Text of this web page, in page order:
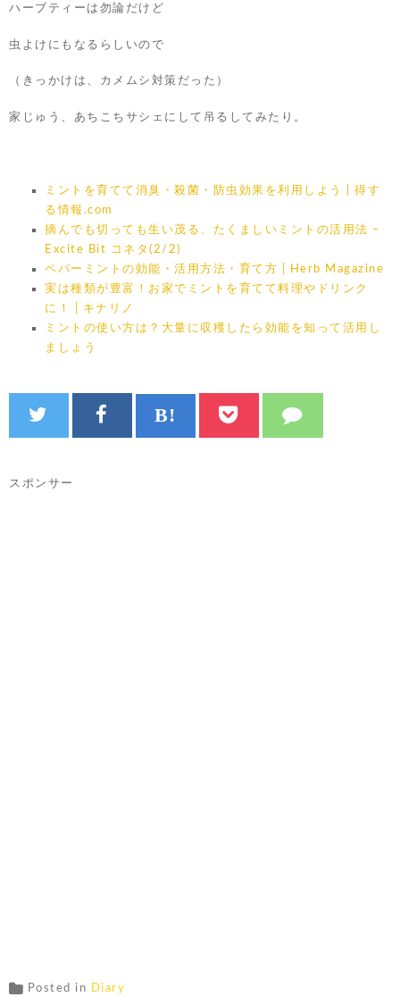
ハーブティーは勿論だけど
虫よけにもなるらしいので
（きっかけは、カメムシ対策だった）
家じゅう、あちこちサシェにして吊るしてみたり。
ミントを育てて消臭・殺菌・防虫効果を利用しよう | 得す
る情報.com
摘んでも切っても生い茂る、たくましいミントの活用法 –
Excite Bit コネタ(2/2)
ペパーミントの効能・活用方法・育て方 | Herb Magazine
実は種類が豊富！お家でミントを育てて料理やドリンク
に！ | キナリノ
ミントの使い方は？大量に収穫したら効能を知って活用し
ましょう
スポンサー
Posted in Diary